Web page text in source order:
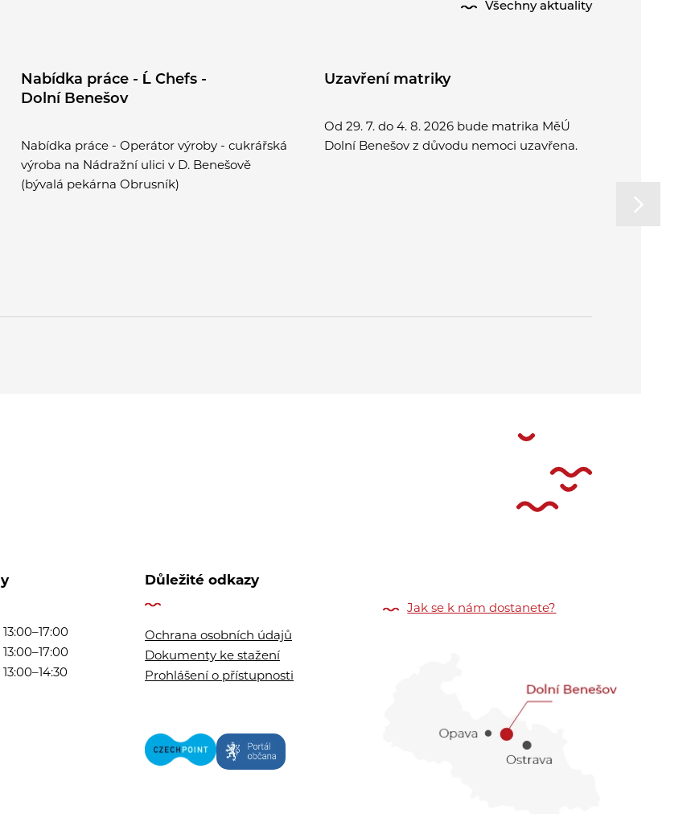
Všechny aktuality
Nabídka práce - Ĺ Chefs -
Dolní Benešov
Nabídka práce - Operátor výroby - cukrářská
výroba na Nádražní ulici v D. Benešově
(bývalá pekárna Obrusník)
Uzavření matriky
Od 29. 7. do 4. 8. 2026 bude matrika MěÚ
Dolní Benešov z důvodu nemoci uzavřena.
Důležité odkazy
Ochrana osobních údajů
Dokumenty ke stažení
Prohlášení o přístupnosti
Jak se k nám dostanete?